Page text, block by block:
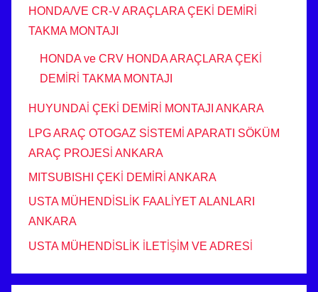
HONDA/VE CR-V ARAÇLARA ÇEKİ DEMİRİ
TAKMA MONTAJI
HONDA ve CRV HONDA ARAÇLARA ÇEKİ
DEMİRİ TAKMA MONTAJI
HUYUNDAİ ÇEKİ DEMİRİ MONTAJI ANKARA
LPG ARAÇ OTOGAZ SİSTEMİ APARATI SÖKÜM
ARAÇ PROJESİ ANKARA
MITSUBISHI ÇEKİ DEMİRİ ANKARA
USTA MÜHENDİSLİK FAALİYET ALANLARI
ANKARA
USTA MÜHENDİSLİK İLETİŞİM VE ADRESİ